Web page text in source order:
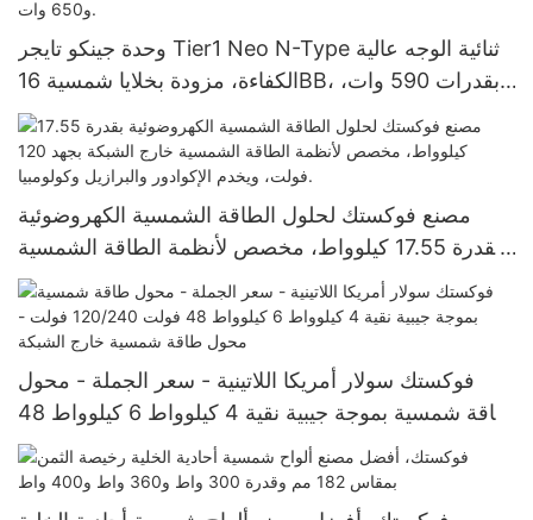
وحدة جينكو تايجر Tier1 Neo N-Type ثنائية الوجه عالية
الكفاءة، مزودة بخلايا شمسية 16BB، بقدرات 590 وات،
620 وات، 630 وات، و650 وات.
مصنع فوكستك لحلول الطاقة الشمسية الكهروضوئية
بقدرة 17.55 كيلوواط، مخصص لأنظمة الطاقة الشمسية
خارج الشبكة بجهد 120 فولت، ويخدم الإكوادور والبرازيل
وكولومبيا.
فوكستك سولار أمريكا اللاتينية - سعر الجملة - محول
طاقة شمسية بموجة جيبية نقية 4 كيلوواط 6 كيلوواط 48
فولت 120/240 فولت - محول طاقة شمسية خارج
الشبكة